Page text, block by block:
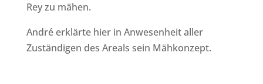
Rey zu mähen.
André erklärte hier in Anwesenheit aller
Zuständigen des Areals sein Mähkonzept.